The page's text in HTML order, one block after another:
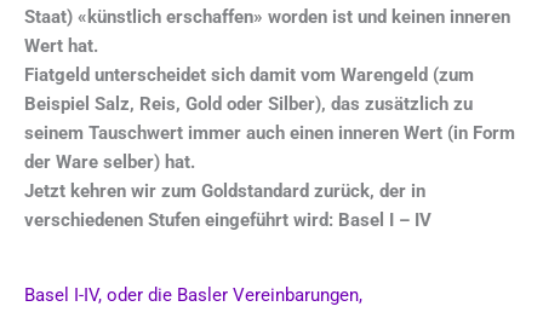
Staat) «künstlich erschaffen» worden ist und keinen inneren
Wert hat.
Fiatgeld unterscheidet sich damit vom Warengeld (zum
Beispiel Salz, Reis, Gold oder Silber), das zusätzlich zu
seinem Tauschwert immer auch einen inneren Wert (in Form
der Ware selber) hat.
Jetzt kehren wir zum Goldstandard zurück, der in
verschiedenen Stufen eingeführt wird: Basel I – IV
Basel I-IV, oder die Basler Vereinbarungen,